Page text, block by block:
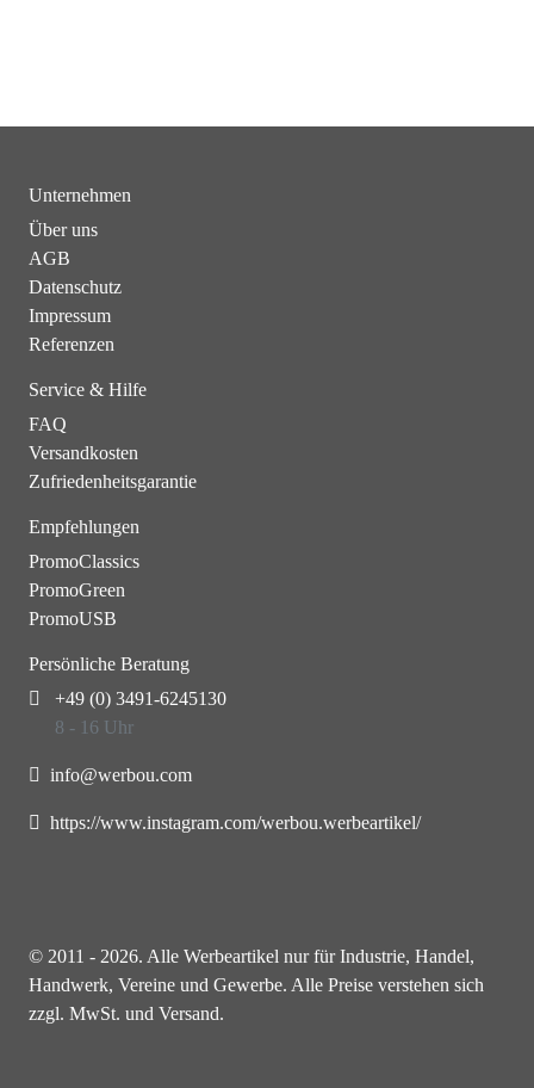
Unternehmen
Über uns
AGB
Datenschutz
Impressum
Referenzen
Service & Hilfe
FAQ
Versandkosten
Zufriedenheitsgarantie
Empfehlungen
PromoClassics
PromoGreen
PromoUSB
Persönliche Beratung
+49 (0) 3491-6245130
8 - 16 Uhr
info@werbou.com
https://www.instagram.com/werbou.werbeartikel/
© 2011 - 2026. Alle Werbeartikel nur für Industrie, Handel,
Handwerk, Vereine und Gewerbe. Alle Preise verstehen sich
zzgl. MwSt. und Versand.